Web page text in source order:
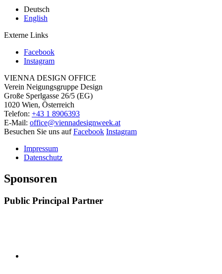
Deutsch
English
Externe Links
Facebook
Instagram
VIENNA DESIGN OFFICE
Verein Neigungsgruppe Design
Große Sperlgasse 26/5 (EG)
1020 Wien, Österreich
Telefon: +43 1 8906393
E-Mail: office@viennadesignweek.at
Besuchen Sie uns aufFacebook Instagram
Impressum
Datenschutz
Sponsoren
Public Principal Partner